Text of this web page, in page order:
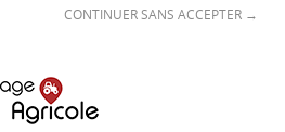
CONTINUER SANS ACCEPTER →